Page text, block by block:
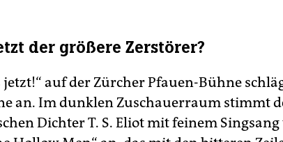
der größere Zerstörer?
jetzt!“ auf der Zürcher Pfauen-Bühne
an. Im dunklen Zuschauerraum stimmt
Dichter T. S. Eliot mit feinem